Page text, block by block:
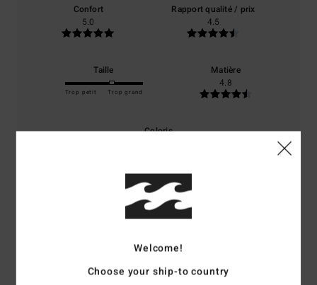
Confort
5.0
Rapport qualité / prix
4.5
Taille
Trop petit Trop grand
Matière
4.8
Coloris
5/5
Welcome!
Choose your ship-to country